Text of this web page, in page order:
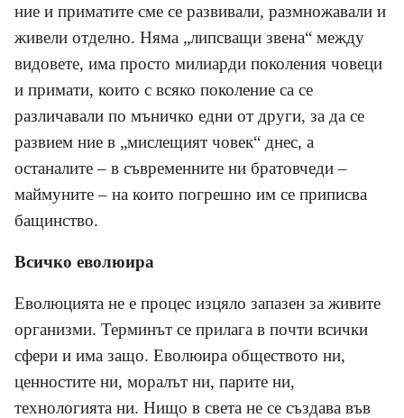
ние и приматите сме се развивали, размножавали и
живели отделно. Няма „липсващи звена“ между
видовете, има просто милиарди поколения човеци
и примати, които с всяко поколение са се
различавали по мъничко едни от други, за да се
развием ние в „мислещият човек“ днес, а
останалите – в съвременните ни братовчеди –
маймуните – на които погрешно им се приписва
бащинство.
Всичко еволюира
Еволюцията не е процес изцяло запазен за живите
организми. Терминът се прилага в почти всички
сфери и има защо. Еволюира обществото ни,
ценностите ни, моралът ни, парите ни,
технологията ни. Нищо в света не се създава във